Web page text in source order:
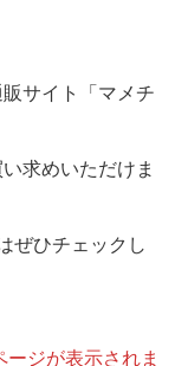
サイト「マメチ
求めいただけま
ぜひチェックし
ジが表示されま